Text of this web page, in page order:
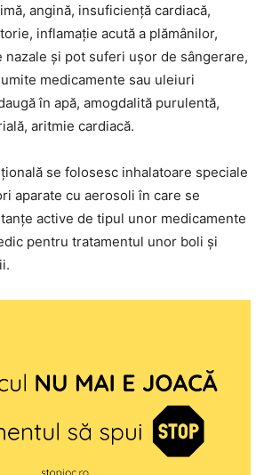
angină, insuficiență cardiacă,
inflamație acută a plămânilor,
nazale și pot suferi ușor de sângerare,
medicamente sau uleiuri
în apă, amogdalită purulentă,
aritmie cardiacă.
se folosesc inhalatoare speciale
aparate cu aerosoli în care se
active de tipul unor medicamente
pentru tratamentul unor boli și